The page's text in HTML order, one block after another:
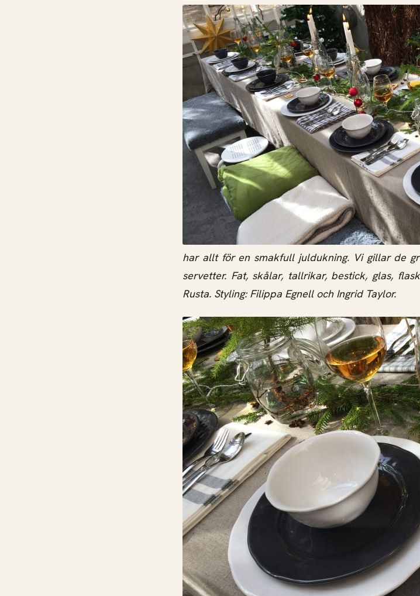
har allt för en smakfull juldukning. Vi gillar de
servetter. Fat, skålar, tallrikar, bestick, glas,
Rusta. Styling: Filippa Egnell och Ingrid Taylor.